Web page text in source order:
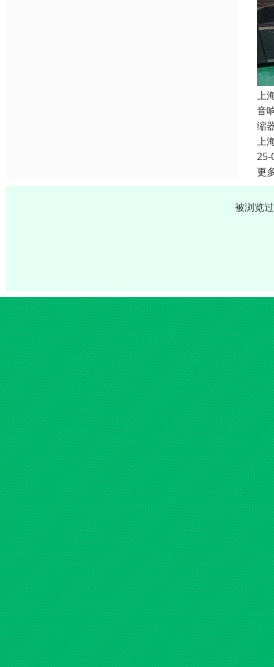
上
音
缩
上
25-
更
被浏览